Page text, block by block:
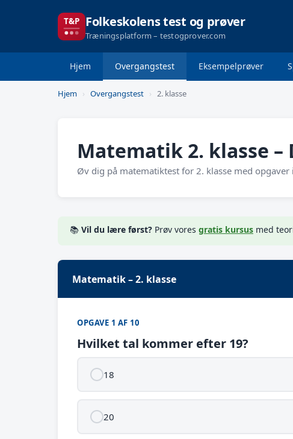
Folkeskolens test og prøver
Træningsplatform – testogprover.com
Hjem Overgangstest Eksempelprøver
Hjem › Overgangstest › 2. klasse
Matematik 2. klasse –
Øv dig på matematiktest for 2. klasse med opgaver
📚 Vil du lære først? Prøv vores gratis kursus med
Matematik – 2. klasse
OPGAVE 1 AF 10
Hvilket tal kommer efter 19?
18
20